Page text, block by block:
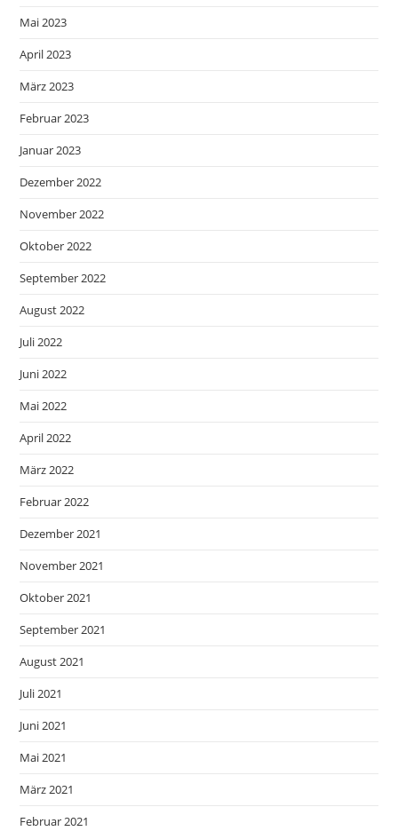
Mai 2023
April 2023
März 2023
Februar 2023
Januar 2023
Dezember 2022
November 2022
Oktober 2022
September 2022
August 2022
Juli 2022
Juni 2022
Mai 2022
April 2022
März 2022
Februar 2022
Dezember 2021
November 2021
Oktober 2021
September 2021
August 2021
Juli 2021
Juni 2021
Mai 2021
März 2021
Februar 2021